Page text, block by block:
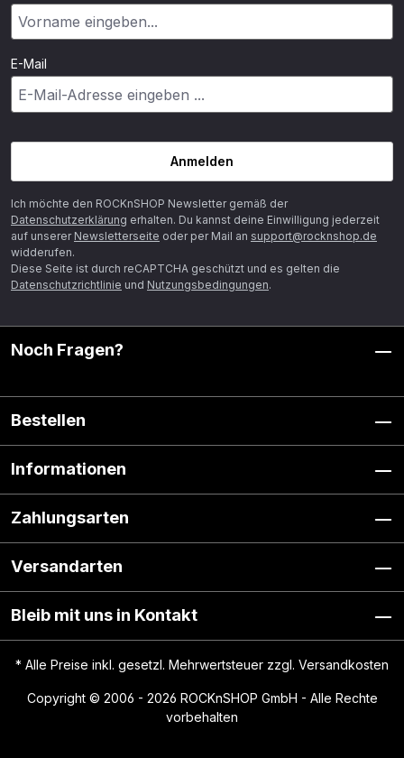
E-Mail
Anmelden
Ich möchte den ROCKnSHOP Newsletter gemäß der
Datenschutzerklärung erhalten. Du kannst deine Einwilligung jederzeit
auf unserer Newsletterseite oder per Mail an support@rocknshop.de
widderufen.
Diese Seite ist durch reCAPTCHA geschützt und es gelten die
Datenschutzrichtlinie und Nutzungsbedingungen.
Noch Fragen?
Bestellen
Informationen
Zahlungsarten
Versandarten
Bleib mit uns in Kontakt
* Alle Preise inkl. gesetzl. Mehrwertsteuer zzgl. Versandkosten
Copyright © 2006 - 2026 ROCKnSHOP GmbH - Alle Rechte
vorbehalten